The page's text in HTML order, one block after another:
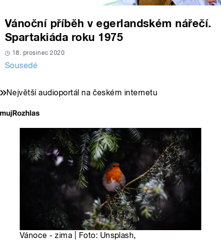
Vánoční příběh v egerlandském nářečí.
Spartakiáda roku 1975
18. prosinec 2020
Sousedé
Největší audioportál na českém internetu
Vánoce - zima | Foto: Unsplash,